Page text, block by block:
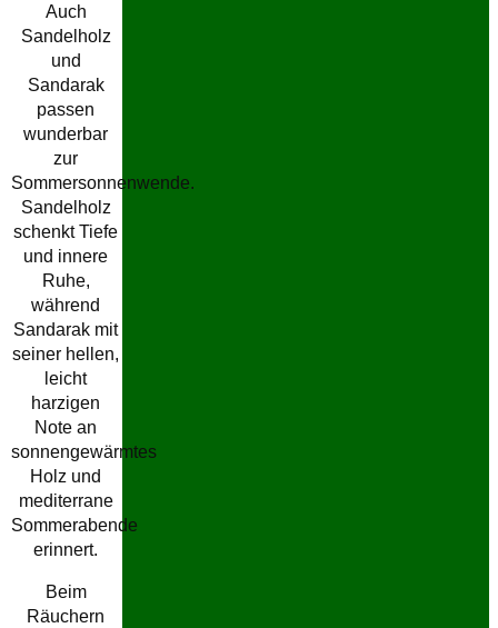
Auch
Sandelholz
und
Sandarak
passen
wunderbar
zur
Sommersonnenwende.
Sandelholz
schenkt Tiefe
und innere
Ruhe,
während
Sandarak mit
seiner hellen,
leicht
harzigen
Note an
sonnengewärmtes
Holz und
mediterrane
Sommerabende
erinnert.
Beim
Räuchern